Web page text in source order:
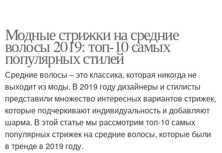
Модные стрижки на средние
волосы 2019: топ-10 самых
популярных стилей
Средние волосы – это классика, которая никогда не
выходит из моды. В 2019 году дизайнеры и стилисты
представили множество интересных вариантов стрижек,
которые подчеркивают индивидуальность и добавляют
шарма. В этой статье мы рассмотрим топ-10 самых
популярных стрижек на средние волосы, которые были
в тренде в 2019 году.